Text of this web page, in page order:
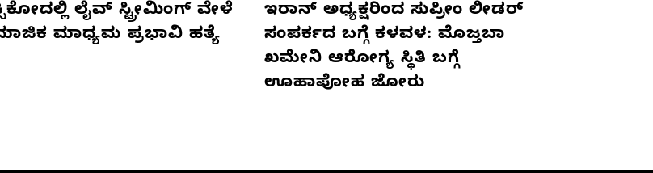
ಲೈವ್ ಸ್ಟ್ರೀಮಿಂಗ್ ವೇಳೆ
ಮಾಧ್ಯಮ ಪ್ರಭಾವಿ ಹತ್ಯೆ
ಇರಾನ್ ಅಧ್ಯಕ್ಷರಿಂದ ಸುಪ್ರೀಂ ಲೀಡರ್
ಸಂಪರ್ಕದ ಬಗ್ಗೆ ಕಳವಳ: ಮೊಜ್ತಬಾ
ಖಮೇನಿ ಆರೋಗ್ಯ ಸ್ಥಿತಿ ಬಗ್ಗೆ
ಊಹಾಪೋಹ ಜೋರು